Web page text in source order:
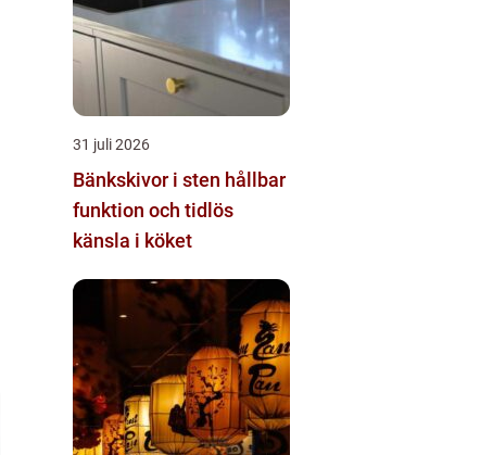
31 juli 2026
Bänkskivor i sten hållbar
funktion och tidlös
känsla i köket